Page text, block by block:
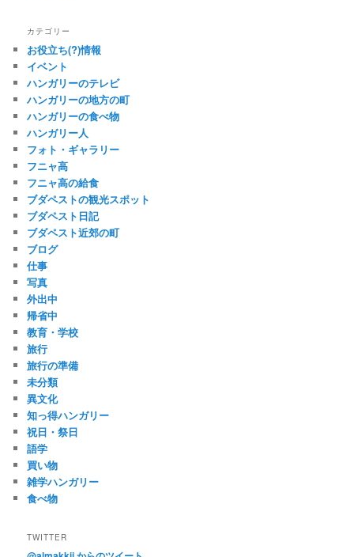
カテゴリー
お役立ち(?)情報
イベント
ハンガリーのテレビ
ハンガリーの地方の町
ハンガリーの食べ物
ハンガリー人
フォト・ギャラリー
フニャ高
フニャ高の給食
ブダペストの観光スポット
ブダペスト日記
ブダペスト近郊の町
ブログ
仕事
写真
外出中
帰省中
教育・学校
旅行
旅行の準備
未分類
異文化
知っ得ハンガリー
祝日・祭日
語学
買い物
雑学ハンガリー
食べ物
TWITTER